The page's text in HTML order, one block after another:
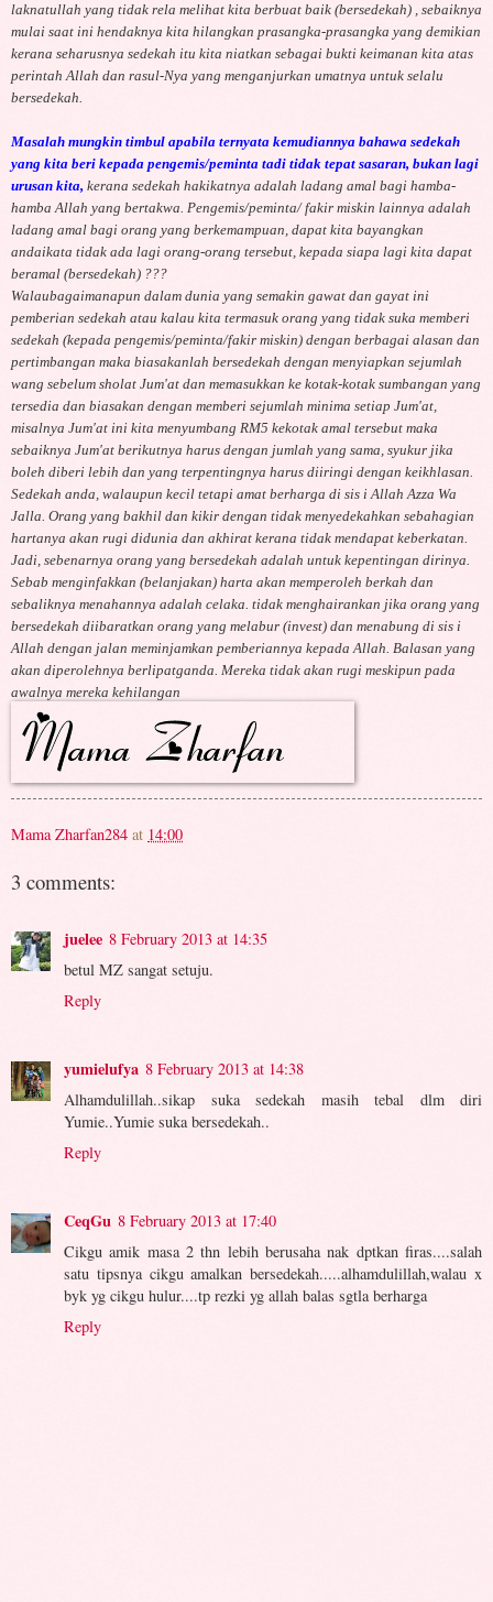
laknatullah yang tidak rela melihat kita berbuat baik (bersedekah) , sebaiknya
mulai saat ini hendaknya kita hilangkan prasangka-prasangka yang demikian
kerana seharusnya sedekah itu kita niatkan sebagai bukti keimanan kita atas
perintah Allah dan rasul-Nya yang menganjurkan umatnya untuk selalu
bersedekah.
Masalah mungkin timbul apabila ternyata kemudiannya bahawa sedekah
yang kita beri kepada pengemis/peminta tadi tidak tepat sasaran, bukan lagi
urusan kita, kerana sedekah hakikatnya adalah ladang amal bagi hamba-
hamba Allah yang bertakwa. Pengemis/peminta/ fakir miskin lainnya adalah
ladang amal bagi orang yang berkemampuan, dapat kita bayangkan
andaikata tidak ada lagi orang-orang tersebut, kepada siapa lagi kita dapat
beramal (bersedekah) ???
Walaubagaimanapun dalam dunia yang semakin gawat dan gayat ini
pemberian sedekah atau kalau kita termasuk orang yang tidak suka memberi
sedekah (kepada pengemis/peminta/fakir miskin) dengan berbagai alasan dan
pertimbangan maka biasakanlah bersedekah dengan menyiapkan sejumlah
wang sebelum sholat Jum'at dan memasukkan ke kotak-kotak sumbangan yang
tersedia dan biasakan dengan memberi sejumlah minima setiap Jum'at,
misalnya Jum'at ini kita menyumbang RM5 kekotak amal tersebut maka
sebaiknya Jum'at berikutnya harus dengan jumlah yang sama, syukur jika
boleh diberi lebih dan yang terpentingnya harus diiringi dengan keikhlasan.
Sedekah anda, walaupun kecil tetapi amat berharga di sis i Allah Azza Wa
Jalla. Orang yang bakhil dan kikir dengan tidak menyedekahkan sebahagian
hartanya akan rugi didunia dan akhirat kerana tidak mendapat keberkatan.
Jadi, sebenarnya orang yang bersedekah adalah untuk kepentingan dirinya.
Sebab menginfakkan (belanjakan) harta akan memperoleh berkah dan
sebaliknya menahannya adalah celaka. tidak menghairankan jika orang yang
bersedekah diibaratkan orang yang melabur (invest) dan menabung di sis i
Allah dengan jalan meminjamkan pemberiannya kepada Allah. Balasan yang
akan diperolehnya berlipatganda. Mereka tidak akan rugi meskipun pada
awalnya mereka kehilangan
Mama Zharfan284 at 14:00
3 comments:
juelee 8 February 2013 at 14:35
betul MZ sangat setuju.
Reply
yumielufya 8 February 2013 at 14:38
Alhamdulillah..sikap suka sedekah masih tebal dlm diri
Yumie..Yumie suka bersedekah..
Reply
CeqGu 8 February 2013 at 17:40
Cikgu amik masa 2 thn lebih berusaha nak dptkan firas....salah
satu tipsnya cikgu amalkan bersedekah.....alhamdulillah,walau x
byk yg cikgu hulur....tp rezki yg allah balas sgtla berharga
Reply